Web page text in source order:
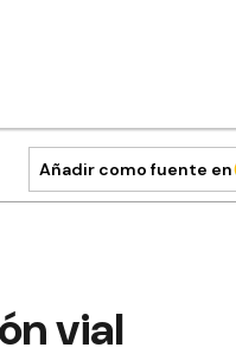
Añadir como fuente en
vial